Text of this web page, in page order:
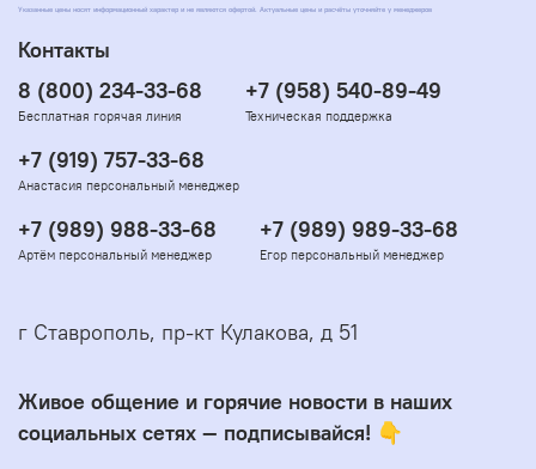
Указанные цены носят информационный характер и не являются офертой. Актуальные цены и расчёты уточняйте у менеджеров
Контакты
8 (800) 234-33-68
Бесплатная горячая линия
+7 (958) 540-89-49
Техническая поддержка
+7 (919) 757-33-68
Анастасия персональный менеджер
+7 (989) 988-33-68
Артём персональный менеджер
+7 (989) 989-33-68
Егор персональный менеджер
г Ставрополь, пр-кт Кулакова, д 51
Живое общение и горячие новости в наших
социальных сетях — подписывайся! 👇